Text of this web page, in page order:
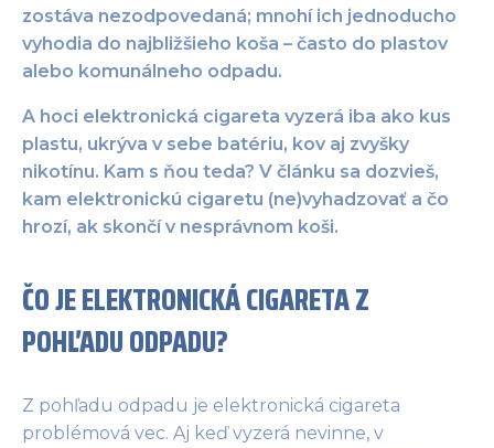
zostáva nezodpovedaná; mnohí ich jednoducho
vyhodia do najbližšieho koša – často do plastov
alebo komunálneho odpadu.
A hoci elektronická cigareta vyzerá iba ako kus
plastu, ukrýva v sebe batériu, kov aj zvyšky
nikotínu. Kam s ňou teda? V článku sa dozvieš,
kam elektronickú cigaretu (ne)vyhadzovať a čo
hrozí, ak skončí v nesprávnom koši.
ČO JE ELEKTRONICKÁ CIGARETA Z
POHĽADU ODPADU?
Z pohľadu odpadu je elektronická cigareta
problémová vec. Aj keď vyzerá nevinne, v